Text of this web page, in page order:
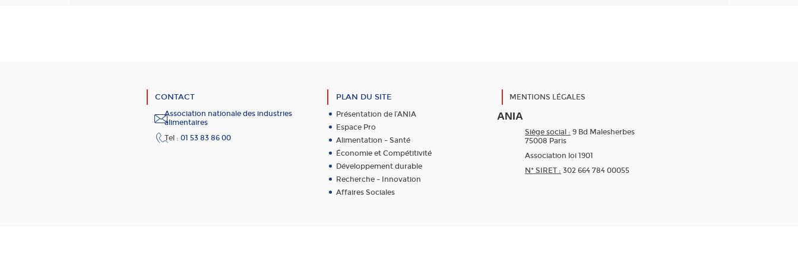
CONTACT
Association nationale des industries
alimentaires
Tel : 01 53 83 86 00
PLAN DU SITE
Présentation de l’ANIA
Espace Pro
Alimentation – Santé
Économie et Compétitivité
Développement durable
Recherche – Innovation
Affaires Sociales
MENTIONS LÉGALES
ANIA
Siège social : 9 Bd Malesherbes
75008 Paris
Association loi 1901
N* SIRET : 302 664 784 00055